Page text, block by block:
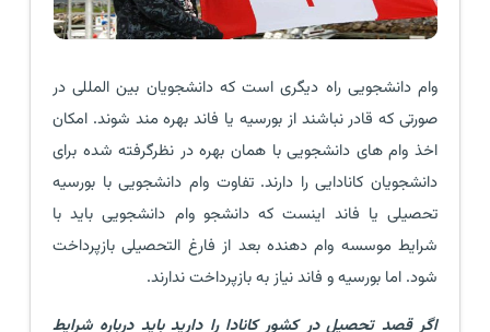
وام دانشجویی راه دیگری است که دانشجویان بین المللی در
صورتی که قادر نباشند از بورسیه یا فاند بهره مند شوند. امکان
اخذ وام های دانشجویی با همان بهره در نظرگرفته شده برای
دانشجویان کانادایی را دارند. تفاوت وام دانشجویی با بورسیه
تحصیلی یا فاند اینست که دانشجو وام دانشجویی باید با
شرایط موسسه وام دهنده بعد از فارغ التحصیلی بازپرداخت
شود. اما بورسیه و فاند نیاز به بازپرداخت ندارند.
اگر قصد تحصیل در کشور کانادا را دارید باید درباره شرایط